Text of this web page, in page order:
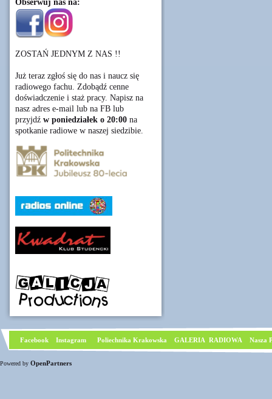
Obserwuj nas na:
ZOSTAŃ JEDNYM Z NAS !!
Już teraz zgłoś się do nas i naucz się
radiowego fachu. Zdobądź cenne
doświadczenie i staż pracy. Napisz na
nasz adres e-mail lub na FB lub
przyjdź w poniedziałek o 20:00 na
spotkanie radiowe w naszej siedzibie.
Facebook Instagram Poliechnika Krakowska GALERIA RADIOWA Nasza
Powered by OpenPartners